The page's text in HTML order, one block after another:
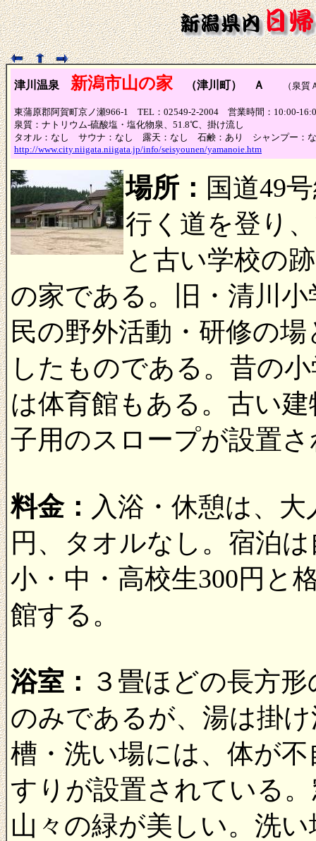
津川温泉 新潟市山の家 （津川町） Ａ （泉質Ａ
東蒲原郡阿賀町京ノ瀬966-1 TEL：02549-2-2004 営業時間：10:00-
泉質：ナトリウム-硫酸塩・塩化物泉、51.8℃、掛け流し
タオル：なし サウナ：なし 露天：なし 石鹸：あり シャンプー：
http://www.city.niigata.niigata.jp/info/seisyounen/yamanoie.htm
場所： 国道49
行く道を登り
と古い学校の
の家である。旧・清川
民の野外活動・研修の
したものである。昔の
は体育館もある。古い
子用のスロープが設置
料金： 入浴・休憩は、大
円、タオルなし。宿泊
小・中・高校生300円と
館する。
浴室： ３畳ほどの長方
のみであるが、湯は掛
槽・洗い場には、体が
すりが設置されている
山々の緑が美しい。洗